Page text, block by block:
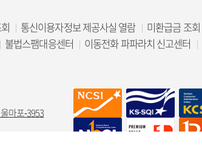
통신이용자정보 제공사실 열람 미환급금 조회
불법스팸대응센터 이동전화 파파라치 신고센터
마포-3953